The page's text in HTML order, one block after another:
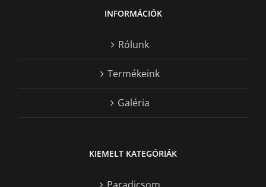
INFORMÁCIÓK
Rólunk
Termékeink
Galéria
KIEMELT KATEGÓRIÁK
Paradicsom